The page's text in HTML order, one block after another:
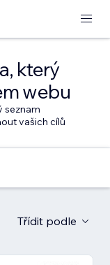
který
webu
seznam
vašich cílů
Třídit podle